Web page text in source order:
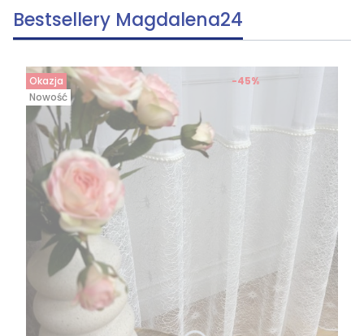
Bestsellery Magdalena24
Okazja
Nowość
-45%